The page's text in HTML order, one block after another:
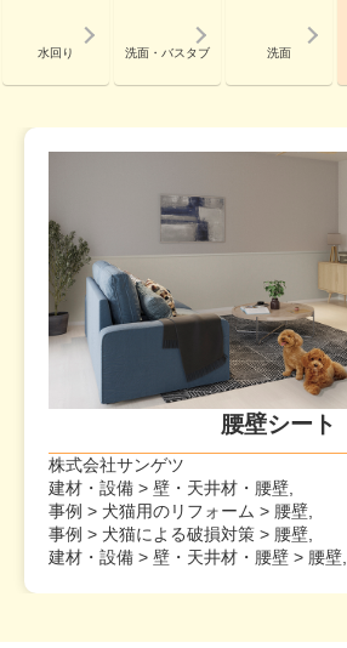
水回り 洗面・バスタブ 洗面
腰壁シート
株式会社サンゲツ
建材・設備 > 壁・天井材・腰壁,
事例 > 犬猫用のリフォーム > 腰壁,
事例 > 犬猫による破損対策 > 腰壁,
建材・設備 > 壁・天井材・腰壁 > 腰壁,